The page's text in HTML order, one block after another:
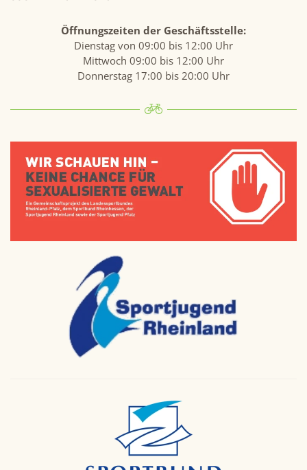
Öffnungszeiten der Geschäftsstelle:
Dienstag von 09:00 bis 12:00 Uhr
Mittwoch 09:00 bis 12:00 Uhr
Donnerstag 17:00 bis 20:00 Uhr